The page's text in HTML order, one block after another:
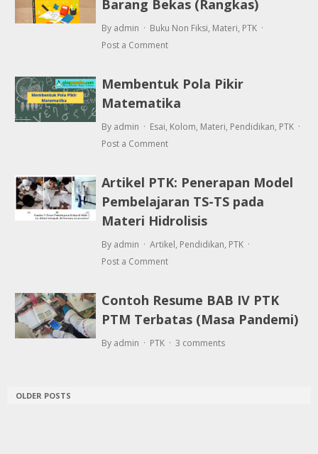
Barang Bekas (Rangkas)
By admin Buku Non Fiksi, Materi, PTK
Post a Comment
Membentuk Pola Pikir
Matematika
By admin Esai, Kolom, Materi, Pendidikan, PTK
Post a Comment
Artikel PTK: Penerapan Model
Pembelajaran TS-TS pada
Materi Hidrolisis
By admin Artikel, Pendidikan, PTK
Post a Comment
Contoh Resume BAB IV PTK
PTM Terbatas (Masa Pandemi)
By admin PTK 3 comments
OLDER POSTS